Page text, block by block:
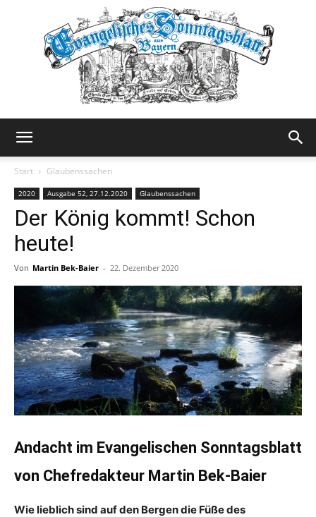
Sonntagsblatt
Start Glaubenssachen
2020 Ausgabe 52, 27.12.2020 Glaubenssachen
Der König kommt! Schon
heute!
Von Martin Bek-Baier - 22. Dezember 2020
Andacht im Evangelischen Sonntagsblatt
von Chefredakteur Martin Bek-Baier
Wie lieblich sind auf den Bergen die Füße des